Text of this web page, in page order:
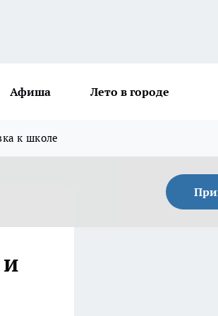
Афиша Лето в городе
к школе